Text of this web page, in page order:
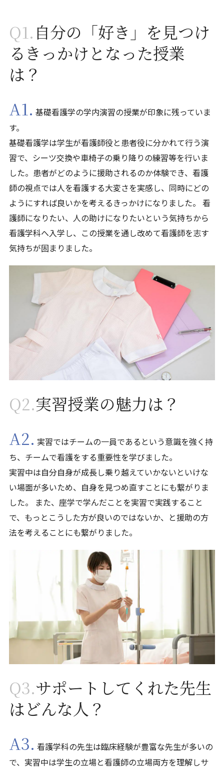
Q1. 自分の「好き」を見つけ
るきっかけとなった授業
は？
A1. 基礎看護学の学内演習の授業が印象に残っていま
す。
基礎看護学は学生が看護師役と患者役に分かれて行う演
習で、シーツ交換や車椅子の乗り降りの練習等を行いま
した。患者がどのように援助されるのか体験でき、看護
師の視点では人を看護する大変さを実感し、同時にどの
ようにすれば良いかを考えるきっかけになりました。 看
護師になりたい、人の助けになりたいという気持ちから
看護学科へ入学し、この授業を通し改めて看護師を志す
気持ちが固まりました。
Q2.実習授業の魅力は？
A2. 実習ではチームの一員であるという意識を強く持
ち、チームで看護をする重要性を学びました。
実習中は自分自身が成長し乗り越えていかないといけな
い場面が多いため、自身を見つめ直すことにも繋がりま
した。 また、座学で学んだことを実習で実践すること
で、もっとこうした方が良いのではないか、と援助の方
法を考えることにも繋がりました。
Q3.サポートしてくれた先生
はどんな人？
A3. 看護学科の先生は臨床経験が豊富な先生が多いの
で、実習中は学生の立場と看護師の立場両方を理解しサ